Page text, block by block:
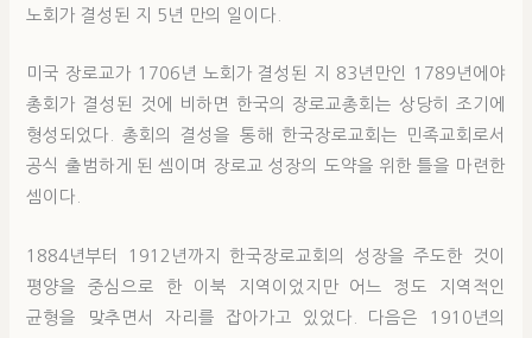
노회가 결성된 지 5년 만의 일이다.
미국 장로교가 1706년 노회가 결성된 지 83년만인 1789년에야
총회가 결성된 것에 비하면 한국의 장로교총회는 상당히 조기에
형성되었다. 총회의 결성을 통해 한국장로교회는 민족교회로서
공식 출범하게 된 셈이며 장로교 성장의 도약을 위한 틀을 마련한
셈이다.
1884년부터 1912년까지 한국장로교회의 성장을 주도한 것이
평양을 중심으로 한 이북 지역이었지만 어느 정도 지역적인
균형을 맞추면서 자리를 잡아가고 있었다. 다음은 1910년의